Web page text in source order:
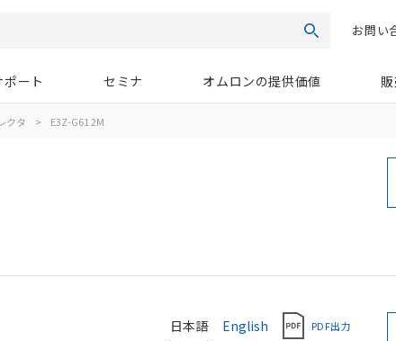
検索お問い
ポート セミナ オムロンの提供価値
クタ > E3Z-G61 2M
日本語 English PDF出力